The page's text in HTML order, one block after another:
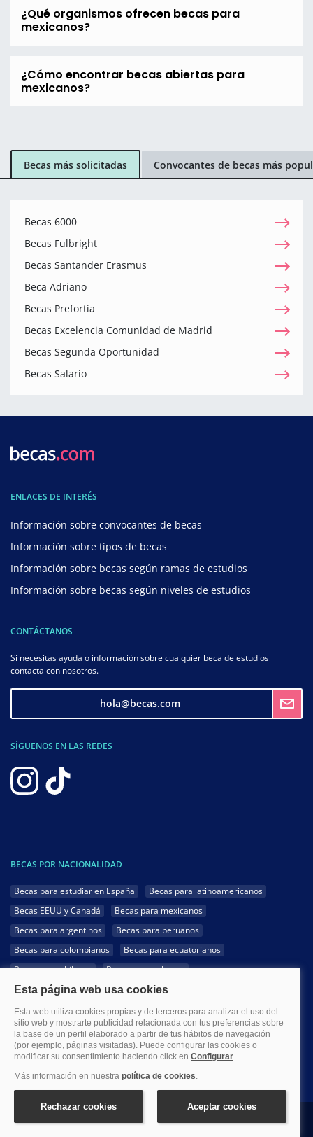
¿Qué organismos ofrecen becas para
mexicanos?
¿Cómo encontrar becas abiertas para
mexicanos?
Becas más solicitadas Convocantes de becas más
Becas 6000
Becas Fulbright
Becas Santander Erasmus
Beca Adriano
Becas Prefortia
Becas Excelencia Comunidad de Madrid
Becas Segunda Oportunidad
Becas Salario
ENLACES DE INTERÉS
Información sobre convocantes de becas
Información sobre tipos de becas
Información sobre becas según ramas de estudios
Información sobre becas según niveles de estudios
CONTÁCTANOS
Si necesitas ayuda o información sobre cualquier beca de estudios
contacta con nosotros.
hola@becas.com
SÍGUENOS EN LAS REDES
BECAS POR NACIONALIDAD
Becas para estudiar en España
Becas para latinoamericanos
Becas EEUU y Canadá
Becas para mexicanos
Becas para argentinos
Becas para peruanos
Becas para colombianos
Becas para ecuatorianos
Becas para chilenos
Becas para cubanos
Becas para dominicanos
Becas para bolivianos
Becas para venezolanos
Becas para panameños
Becas para guatemaltecos
Becas para costarricenses
Becas para hondureños
Becas para paraguayos